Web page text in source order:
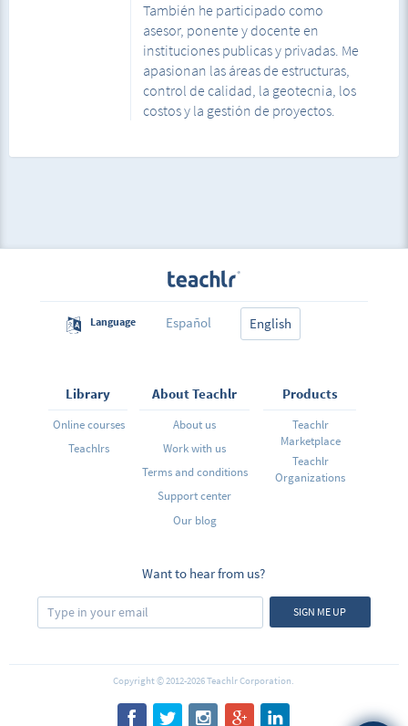
También he participado como
asesor, ponente y docente en
instituciones publicas y privadas. Me
apasionan las áreas de estructuras,
control de calidad, la geotecnia, los
costos y la gestión de proyectos.
Language Español English
Library
Online courses
Teachlrs
About Teachlr
About us
Work with us
Terms and conditions
Support center
Our blog
Products
Teachlr
Marketplace
Teachlr
Organizations
Want to hear from us?
SIGN ME UP
Copyright © 2012-2026 Teachlr Corporation.